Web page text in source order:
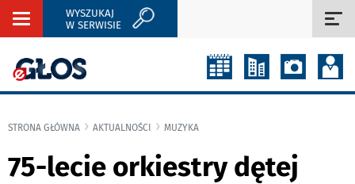
Rozwiń
WYSZUKAJ
W SERWISIE
STRONA GŁÓWNA AKTUALNOŚCI MUZYKA
75-lecie orkiestry dętej